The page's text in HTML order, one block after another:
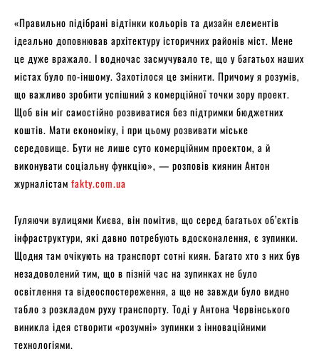
«Правильно підібрані відтінки кольорів та дизайн елементів
ідеально доповнював архітектуру історичних районів міст. Мене
це дуже вражало. І водночас засмучувало те, що у багатьох наших
містах було по-іншому. Захотілося це змінити. Причому я розумів,
що важливо зробити успішний з комерційної точки зору проект.
Щоб він міг самостійно розвиватися без підтримки бюджетних
коштів. Мати економіку, і при цьому розвивати міське
середовище. Бути не лише суто комерційним проектом, а й
виконувати соціальну функцію», — розповів киянин Антон
журналістам fakty.com.ua
Гуляючи вулицями Києва, він помітив, що серед багатьох об’єктів
інфраструктури, які давно потребують вдосконалення, є зупинки.
Щодня там очікують на транспорт сотні киян. Багато хто з них був
незадоволений тим, що в пізній час на зупинках не було
освітлення та відеоспостереження, а ще не завжди було видно
табло з розкладом руху транспорту. Тоді у Антона Червінського
виникла ідея створити «розумні» зупинки з інноваційними
технологіями.